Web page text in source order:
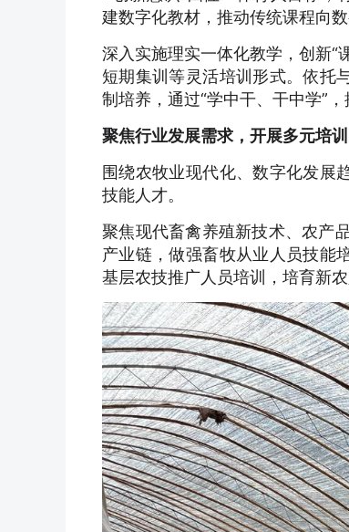
建数字化教材，推动传统课程向
深入实施理实一体化教学，创新“
短期集训等灵活培训形式。依托
制培养，通过“学中干、干中学”，
聚焦行业发展需求，开展多元培训
围绕农牧业现代化、数字化发展
技能人才。
聚焦现代畜禽养殖新技术、农产
产业链，做强畜牧从业人员技能
基层农技推广人员培训，培育新